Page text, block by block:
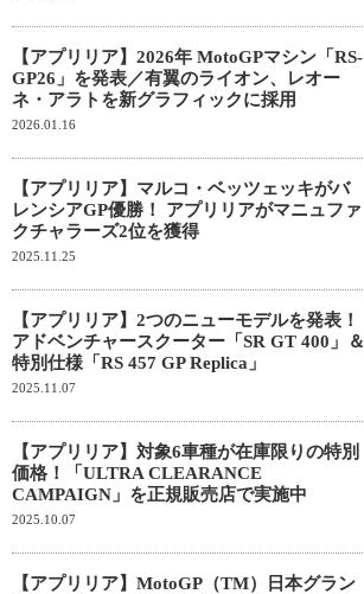
【アプリリア】2026年 MotoGPマシン「RS-
GP26」を発表／有翼のライオン、レオー
ネ・アラトを新グラフィックに採用
2026.01.16
【アプリリア】マルコ・ベッツェッキがバ
レンシアGP優勝！ アプリリアがマニュファ
クチャラーズ2位を獲得
2025.11.25
【アプリリア】2つのニューモデルを発表！
アドベンチャースクーター「SR GT 400」＆
特別仕様「RS 457 GP Replica」
2025.11.07
【アプリリア】対象6車種が在庫限りの特別
価格！「ULTRA CLEARANCE
CAMPAIGN」を正規販売店で実施中
2025.10.07
【アプリリア】MotoGP（TM）日本グラン